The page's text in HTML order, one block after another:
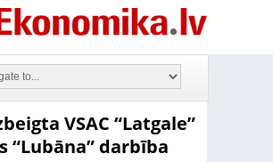
VSAC “Latgale”
“Lubāna” darbība